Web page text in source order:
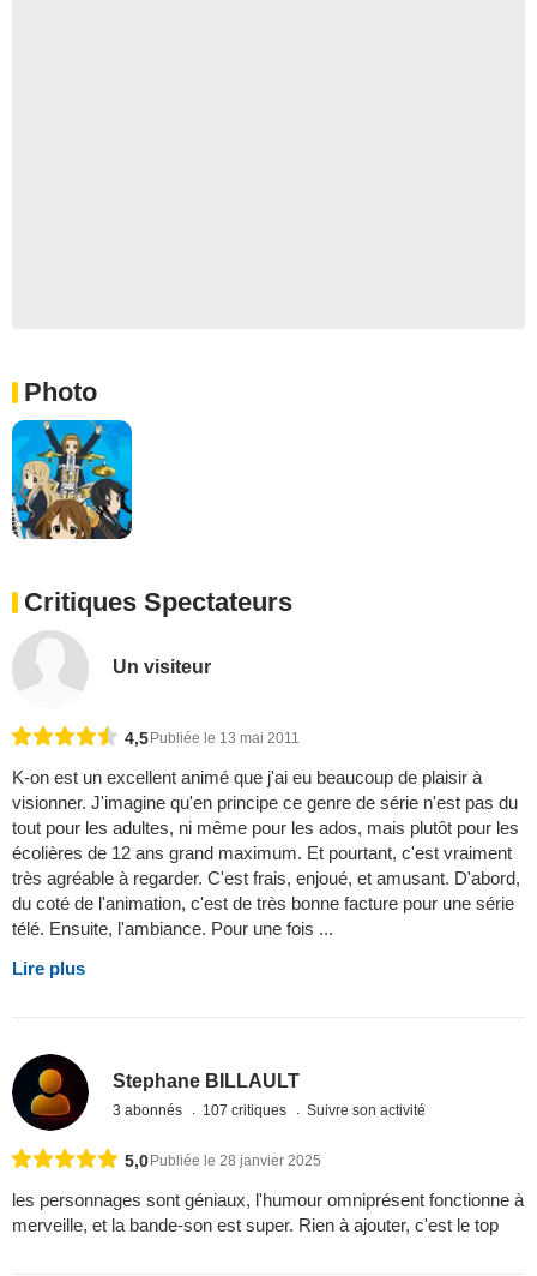
Photo
Critiques Spectateurs
Un visiteur
4,5Publiée le 13 mai 2011
K-on est un excellent animé que j'ai eu beaucoup de plaisir à
visionner. J'imagine qu'en principe ce genre de série n'est pas du
tout pour les adultes, ni même pour les ados, mais plutôt pour les
écolières de 12 ans grand maximum. Et pourtant, c'est vraiment
très agréable à regarder. C'est frais, enjoué, et amusant. D'abord,
du coté de l'animation, c'est de très bonne facture pour une série
télé. Ensuite, l'ambiance. Pour une fois ...
Lire plus
Stephane BILLAULT
3 abonnés 107 critiques Suivre son activité
5,0Publiée le 28 janvier 2025
les personnages sont géniaux, l'humour omniprésent fonctionne à
merveille, et la bande-son est super. Rien à ajouter, c'est le top